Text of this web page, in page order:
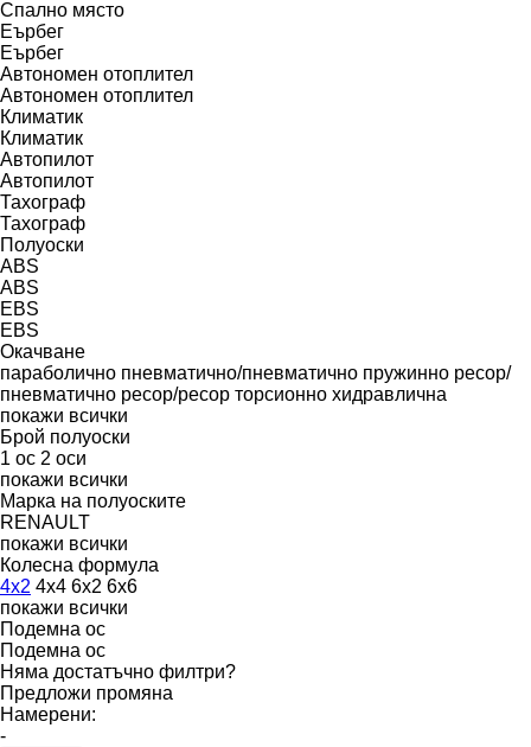
Спално място
Еърбег
Еърбег
Автономен отоплител
Автономен отоплител
Климатик
Климатик
Автопилот
Автопилот
Тахограф
Тахограф
Полуоски
ABS
ABS
EBS
EBS
Окачване
параболично пневматично/пневматично пружинно ресор/
пневматично ресор/ресор торсионно хидравлична
покажи всички
Брой полуоски
1 ос 2 оси
покажи всички
Марка на полуоските
RENAULT
покажи всички
Колесна формула
4x2 4x4 6x2 6x6
покажи всички
Подемна ос
Подемна ос
Няма достатъчно филтри?
Предложи промяна
Намерени:
-